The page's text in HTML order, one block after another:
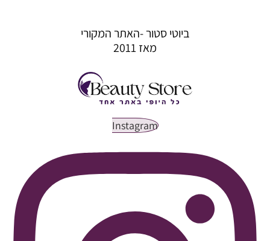
ביוטי סטור -האתר המקורי
מאז 2011
Instagram